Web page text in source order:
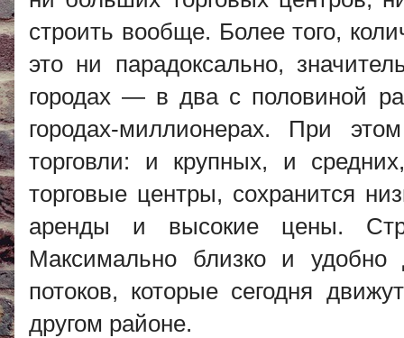
строить вообще. Более того,
это ни парадоксально,
городах — в два с половиной
городах-миллионерах. При
торговли: и крупных, и
торговые центры, сохранится
аренды и высокие цены.
Максимально близко и
потоков, которые сегодня
другом районе.